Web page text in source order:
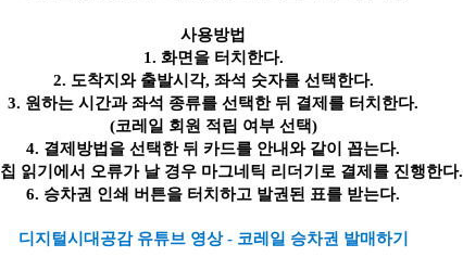
사용방법
1. 화면을 터치한다.
2. 도착지와 출발시각, 좌석 숫자를 선택한다.
3. 원하는 시간과 좌석 종류를 선택한 뒤 결제를 터치한다.
(코레일 회원 적립 여부 선택)
4. 결제방법을 선택한 뒤 카드를 안내와 같이 꼽는다.
칩 읽기에서 오류가 날 경우 마그네틱 리더기로 결제를 진행한다.
6. 승차권 인쇄 버튼을 터치하고 발권된 표를 받는다.
디지털시대공감 유튜브 영상 - 코레일 승차권 발매하기